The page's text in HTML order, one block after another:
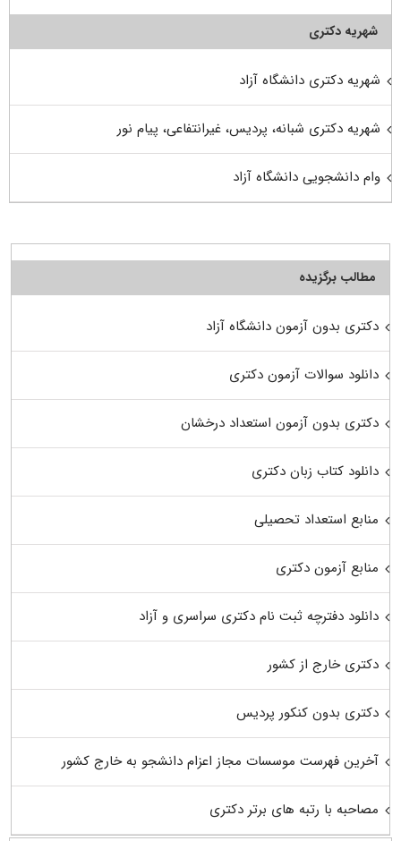
شهریه دکتری
شهریه دکتری دانشگاه آزاد
شهریه دکتری شبانه، پردیس، غیرانتفاعی، پیام نور
وام دانشجویی دانشگاه آزاد
مطالب برگزیده
دکتری بدون آزمون دانشگاه آزاد
دانلود سوالات آزمون دکتری
دکتری بدون آزمون استعداد درخشان
دانلود کتاب زبان دکتری
منابع استعداد تحصیلی
منابع آزمون دکتری
دانلود دفترچه ثبت نام دکتری سراسری و آزاد
دکتری خارج از کشور
دکتری بدون کنکور پردیس
آخرین فهرست موسسات مجاز اعزام دانشجو به خارج کشور
مصاحبه با رتبه های برتر دکتری